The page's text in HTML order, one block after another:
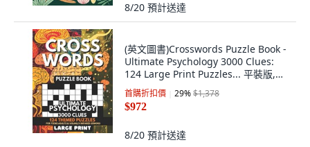
8/20 預計送達
(英文圖書)Crosswords Puzzle Book -
Ultimate Psychology 3000 Clues:
124 Large Print Puzzles... 平裝版,
Independently Published, 英文
首購折扣價 29%$1,378
$972
8/20 預計送達